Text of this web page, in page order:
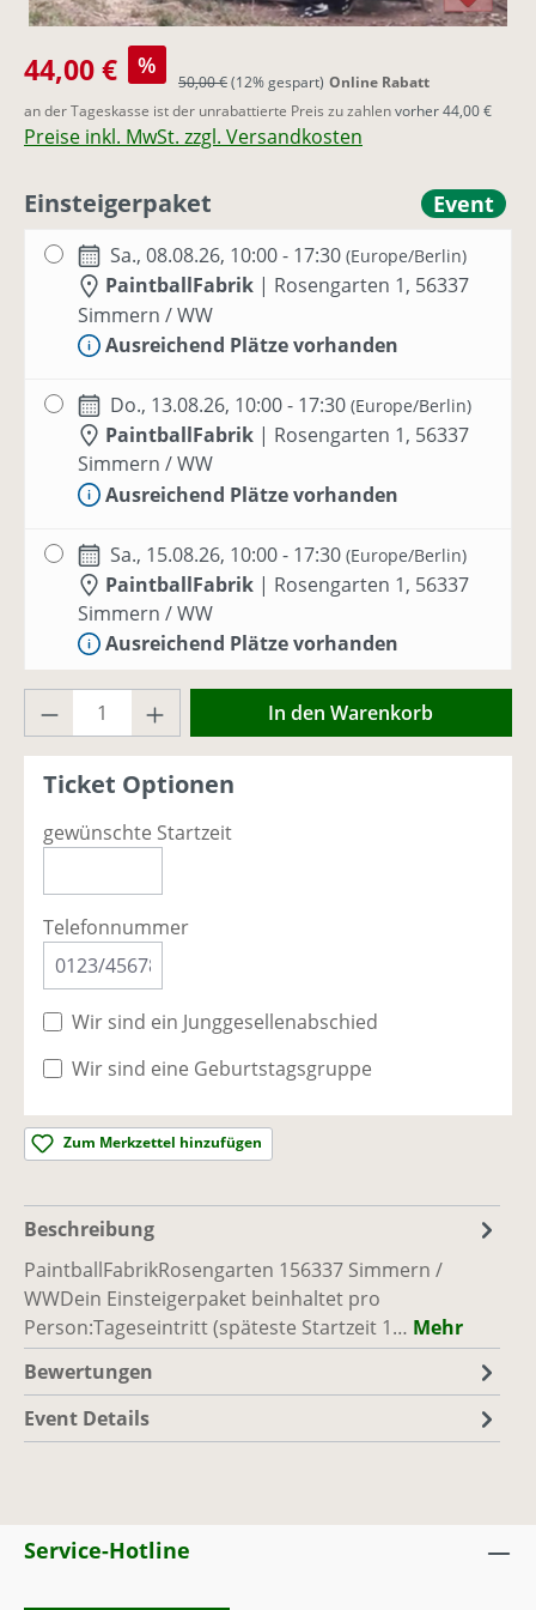
Verkaufspreis:
44,00 € %
Regulärer Preis:
50,00 €(12% gespart) Online Rabatt
an der Tageskasse ist der unrabattierte Preis zu zahlenvorher 44,00 €
Preise inkl. MwSt. zzgl. Versandkosten
Einsteigerpaket Event
Sa., 08.08.26, 10:00 - 17:30(Europe/Berlin)
PaintballFabrik | Rosengarten 1, 56337
Simmern / WW
Ausreichend Plätze vorhanden
Do., 13.08.26, 10:00 - 17:30(Europe/Berlin)
PaintballFabrik | Rosengarten 1, 56337
Simmern / WW
Ausreichend Plätze vorhanden
Sa., 15.08.26, 10:00 - 17:30(Europe/Berlin)
PaintballFabrik | Rosengarten 1, 56337
Simmern / WW
Ausreichend Plätze vorhanden
Sa., 29.08.26, 10:00 - 17:30(Europe/Berlin)
PaintballFabrik|Rosengarten 1, 56337
Simmern / WW
Ausreichend Plätze vorhanden
Sa., 05.09.26, 10:00 - 17:00
Simmern / WW
Ausreichend Plätze vorhanden
PaintballFabrik|Rosengarten 1, 56337
Simmern / WW
Sa., 12.09.26, 10:00 - 17:00
Simmern / WW
Ausreichend Plätze vorhanden
So., 13.09.26, 10:00 - 17:00 (Europe/Berlin)
PaintballFabrik|Rosengarten 1, 56337
Simmern / WW
Ausreichend Plätze vorhanden
Sa., 19.09.26, 10:00 - 17:00
Ausreichend Plätze vorhanden
Produkt Anzahl: Gib den gewünschten
In den Warenkorb
Ticket Optionen
gewünschte Startzeit
Telefonnummer
Wir sind ein Junggesellenabschied
Wir sind eine Geburtstagsgruppe
Zum Merkzettel hinzufügen
Beschreibung
PaintballFabrikRosengarten 156337 Simmern /
WWDein Einsteigerpaket beinhaltet pro
Person:Tageseintritt (späteste Startzeit 1… Mehr
Bewertungen
Event Details
Service-Hotline